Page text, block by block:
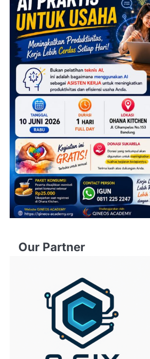
Our Partner